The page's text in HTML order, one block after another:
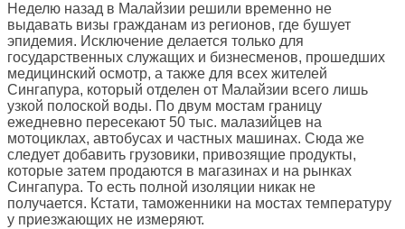
Неделю назад в Малайзии решили временно не
выдавать визы гражданам из регионов, где бушует
эпидемия. Исключение делается только для
государственных служащих и бизнесменов, прошедших
медицинский осмотр, а также для всех жителей
Сингапура, который отделен от Малайзии всего лишь
узкой полоской воды. По двум мостам границу
ежедневно пересекают 50 тыс. малазийцев на
мотоциклах, автобусах и частных машинах. Сюда же
следует добавить грузовики, привозящие продукты,
которые затем продаются в магазинах и на рынках
Сингапура. То есть полной изоляции никак не
получается. Кстати, таможенники на мостах температуру
у приезжающих не измеряют.